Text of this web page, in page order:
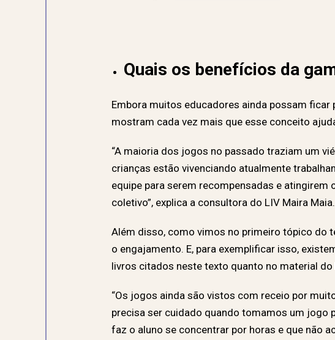
Quais os benefícios da
Embora muitos educadores ainda possam
mostram cada vez mais que esse conceito
“A maioria dos jogos no passado traziam um
crianças estão vivenciando atualmente
equipe para serem recompensadas e
coletivo”, explica a consultora do LIV Maira Maia.
Além disso, como vimos no primeiro tópico do
o engajamento. E, para exemplificar isso,
livros citados neste texto quanto no material do
“Os jogos ainda são vistos com receio por
precisa ser cuidado quando tomamos um jogo
faz o aluno se concentrar por horas e que não